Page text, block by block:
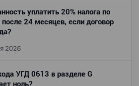
уплатить 20% налога по
24 месяцев, если договор
2026
УГД 0613 в разделе G
ноль?